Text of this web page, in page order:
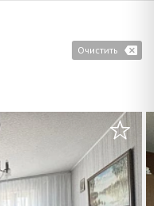
Очистить